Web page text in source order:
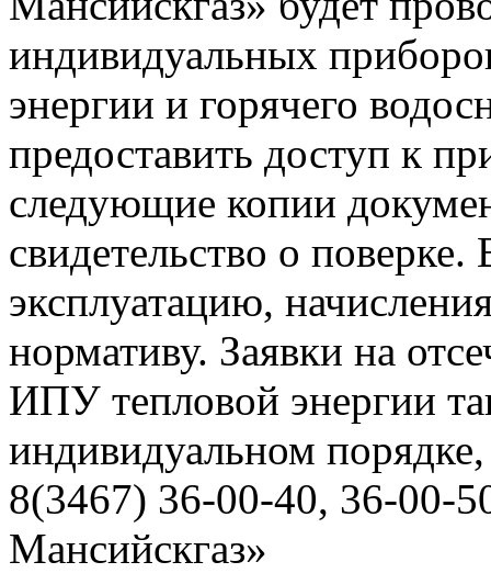
индивидуальных
энергии и горячего
предоставить доступ к
следующие копии
свидетельство о
эксплуатацию,
нормативу. Заявки на
ИПУ тепловой энергии
индивидуальном
8(3467) 36-00-40, 36-
Мансийскгаз»